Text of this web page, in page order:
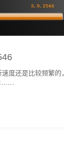
度还是比较频繁
……